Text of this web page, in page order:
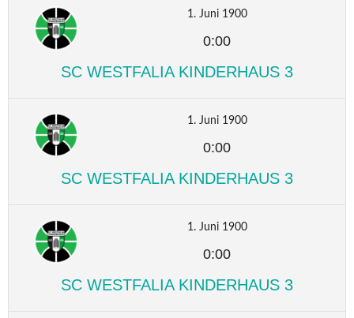
1. Juni 1900
0:00
SC WESTFALIA KINDERHAUS 3
1. Juni 1900
0:00
SC WESTFALIA KINDERHAUS 3
1. Juni 1900
0:00
SC WESTFALIA KINDERHAUS 3